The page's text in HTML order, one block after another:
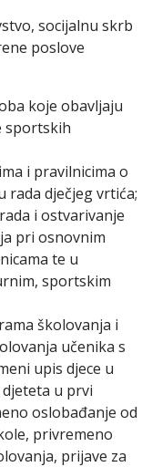
socijalnu skrb
poslove
koje obavljaju
sportskih
i pravilnicima o
dječjeg vrtića;
i ostvarivanje
pri osnovnim
te u
sportskim
školovanja i
učenika s
upis djece u
u prvi
oslobađanje od
privremeno
prijave za